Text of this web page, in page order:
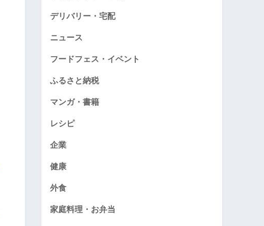
デリバリー・宅配
ニュース
フードフェス・イベント
ふるさと納税
マンガ・書籍
レシピ
企業
健康
外食
家庭料理・お弁当